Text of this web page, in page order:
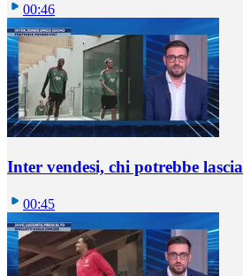
00:46
Inter vendesi, chi potrebbe
00:45